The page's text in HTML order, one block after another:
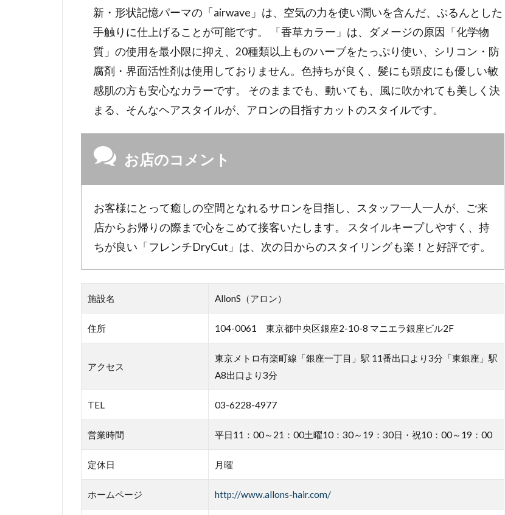
新・形状記憶パーマの「airwave」は、空気の力を使い潤いを含んだ、ぷるんとした
手触りに仕上げることが可能です。 「香草カラー」は、ダメージの原因「化学物
質」の使用を最小限に抑え、20種類以上ものハーブをたっぷり使い、シリコン・防
腐剤・界面活性剤は使用しておりません。色持ちが良く、髪にも頭皮にも優しい敏
感肌の方も安心なカラーです。 そのままでも、動いても、風に吹かれても美しく決
まる、そんなヘアスタイルが、アロンの目指すカットのスタイルです。
お店のコメント
お客様にとって癒しの空間となれるサロンを目指し、スタッフ一人一人が、ご来
店からお帰りの際まで心をこめて接客いたします。 スタイルキープしやすく、持
ちが良い「フレンチDryCut」は、次の日からのスタイリングも楽！と好評です。
施設名 AllonS（アロン）
住所 104-0061 東京都中央区銀座2-10-8 マニエラ銀座ビル2F
アクセス
東京メトロ有楽町線「銀座一丁目」駅 11番出口より3分「東銀座」駅
A8出口より3分
TEL 03-6228-4977
営業時間 平日11：00～21：00土曜10：30～19：30日・祝10：00～19：00
定休日 月曜
ホームページ http://www.allons-hair.com/